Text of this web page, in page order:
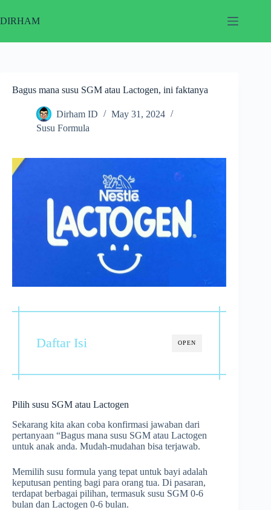
to
content
DIRHAM
Bagus mana susu SGM atau Lactogen, ini faktanya
Dirham ID
May 31, 2024
Susu Formula
OPEN
Daftar Isi
Pilih susu SGM atau Lactogen
Sekarang kita akan coba konfirmasi jawaban dari
pertanyaan “Bagus mana susu SGM atau Lactogen
untuk anak anda. Mudah-mudahan bisa terjawab.
Memilih susu formula yang tepat untuk bayi adalah
keputusan penting bagi para orang tua. Di pasaran,
terdapat berbagai pilihan, termasuk susu SGM 0-6
bulan dan Lactogen 0-6 bulan.